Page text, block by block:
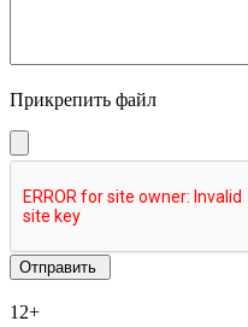
Прикрепить файл
12+